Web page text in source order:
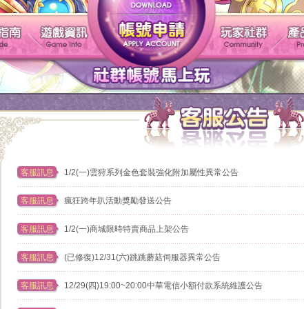
遊戲介紹 新手指南 遊戲資訊
帳號申請
客服訊息 1/2(一)雲狩系列金色套裝強化附加屬性異常公告
客服訊息 瘋狂跨年趴活動獎勵發送公告
客服訊息 1/2(一)商城限時特賣商品上架公告
客服訊息 (已修復)12/31(六)跳跳蘑菇伺服器異常公告
客服訊息 12/29(四)19:00~20:00中華電信小額付款系統維護公告